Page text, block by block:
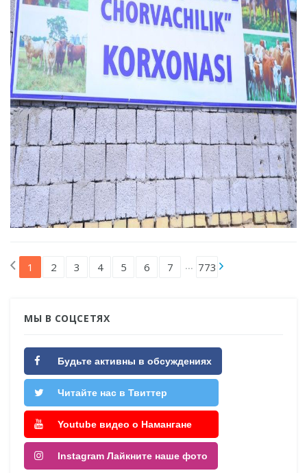
1 2 3 4 5 6 7 ... 773
МЫ В СОЦСЕТЯХ
Будьте активны в обсуждениях
Читайте нас в Твиттер
Youtube видео о Намангане
Instagram Лайкните наше фото